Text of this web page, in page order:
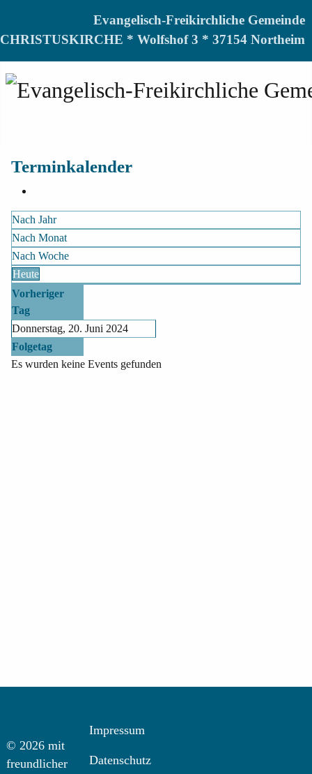
Evangelisch-Freikirchliche Gemeinde
CHRISTUSKIRCHE * Wolfshof 3 * 37154 Northeim
Terminkalender
Nach Jahr
Nach Monat
Nach Woche
Heute
Vorheriger
Tag
Donnerstag, 20. Juni 2024
Folgetag
Es wurden keine Events gefunden
© 2026 mit
freundlicher
Impressum
Datenschutz